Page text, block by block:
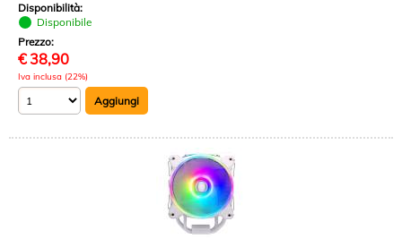
Disponibilità:
Disponibile
Prezzo:
€ 38,90
Iva inclusa (22%)